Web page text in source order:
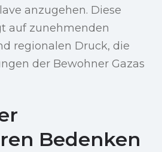
anzugehen. Diese
auf zunehmenden
regionalen Druck, die
der Bewohner Gazas
Bedenken